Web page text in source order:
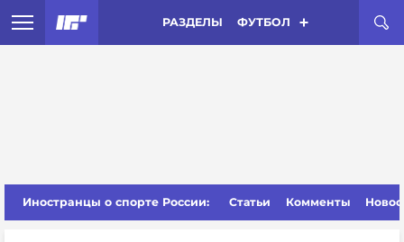
РАЗДЕЛЫ ФУТБОЛ
Иностранцы о спорте России: Статьи Комменты